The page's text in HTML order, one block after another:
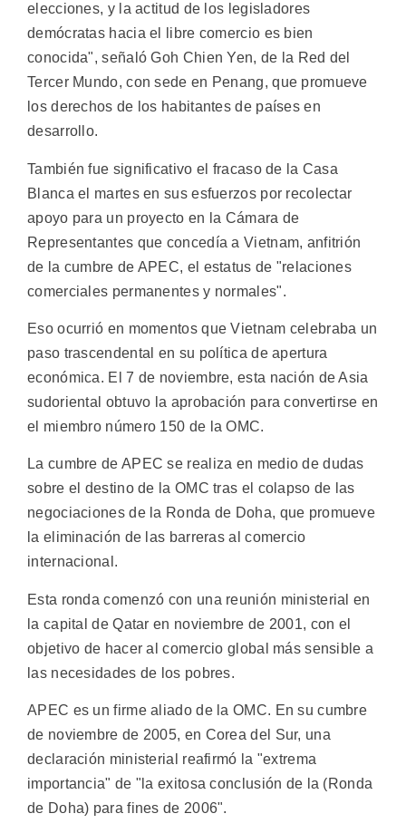
elecciones, y la actitud de los legisladores
demócratas hacia el libre comercio es bien
conocida", señaló Goh Chien Yen, de la Red del
Tercer Mundo, con sede en Penang, que promueve
los derechos de los habitantes de países en
desarrollo.
También fue significativo el fracaso de la Casa
Blanca el martes en sus esfuerzos por recolectar
apoyo para un proyecto en la Cámara de
Representantes que concedía a Vietnam, anfitrión
de la cumbre de APEC, el estatus de "relaciones
comerciales permanentes y normales".
Eso ocurrió en momentos que Vietnam celebraba un
paso trascendental en su política de apertura
económica. El 7 de noviembre, esta nación de Asia
sudoriental obtuvo la aprobación para convertirse en
el miembro número 150 de la OMC.
La cumbre de APEC se realiza en medio de dudas
sobre el destino de la OMC tras el colapso de las
negociaciones de la Ronda de Doha, que promueve
la eliminación de las barreras al comercio
internacional.
Esta ronda comenzó con una reunión ministerial en
la capital de Qatar en noviembre de 2001, con el
objetivo de hacer al comercio global más sensible a
las necesidades de los pobres.
APEC es un firme aliado de la OMC. En su cumbre
de noviembre de 2005, en Corea del Sur, una
declaración ministerial reafirmó la "extrema
importancia" de "la exitosa conclusión de la (Ronda
de Doha) para fines de 2006".